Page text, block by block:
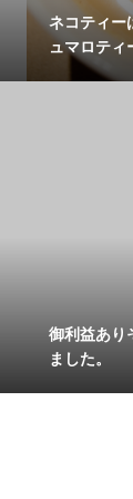
ネコティー
ュマロティ
御利益あり
ました。